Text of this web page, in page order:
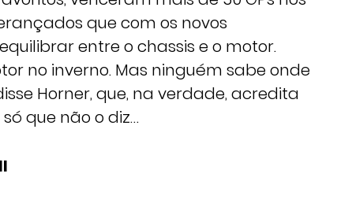
que com os novos
entre o chassis e o motor.
no inverno. Mas ninguém sabe onde
Horner, que, na verdade, acredita
que não o diz…